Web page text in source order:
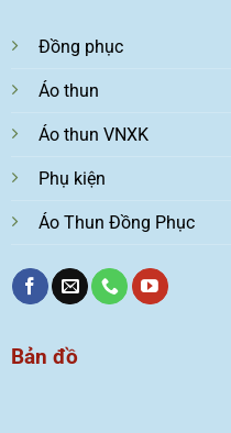
Đồng phục
Áo thun
Áo thun VNXK
Phụ kiện
Áo Thun Đồng Phục
Bản đồ